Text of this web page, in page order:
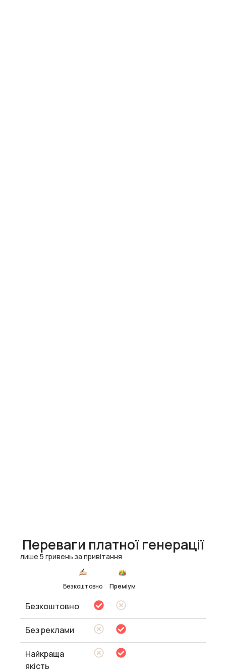
Переваги платної генерації
лише 5 гривень за привітання
Безкоштовно Преміум
Безкоштовно
Без реклами
Найкраща
якість